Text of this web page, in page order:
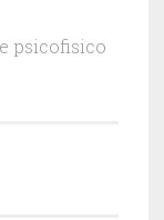
psicofisico